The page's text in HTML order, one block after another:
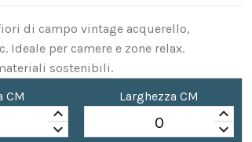
di campo vintage acquerello,
Ideale per camere e zone relax.
sostenibili.
CM
keyboard_arrow_up
keyboard_arrow_down
Larghezza CM
keyboard_arrow_up
keyboard_arrow_down